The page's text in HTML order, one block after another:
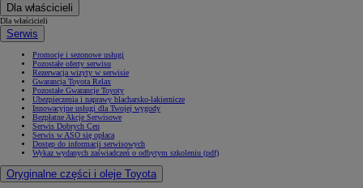
Dla właścicieli
Dla właścicieli
Serwis
Promocje i sezonowe usługi
Pozostałe oferty serwisu
Rezerwacja wizyty w serwisie
Gwarancja Toyota Relax
Pozostałe Gwarancje Toyoty
Ubezpieczenia i naprawy blacharsko-lakiernicze
Innowacyjne usługi dla Twojej wygody
Bezpłatne Akcje Serwisowe
Serwis Dobrych Cen
Serwis w ASO się opłaca
Dostęp do informacji serwisowych
Wykaz wydanych zaświadczeń o odbytym szkoleniu (pdf)
Oryginalne części i oleje Toyota